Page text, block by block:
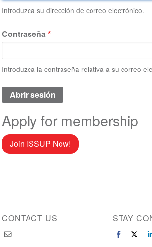
Introduzca su dirección de correo electrónico.
Contraseña
Introduzca la contraseña relativa a su correo
Apply for membership
Join ISSUP Now!
CONTACT US STAY